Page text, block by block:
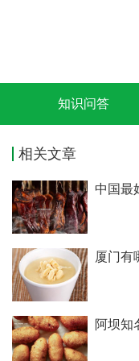
知识问答
相关文章
中国最
厦门有
阿坝知